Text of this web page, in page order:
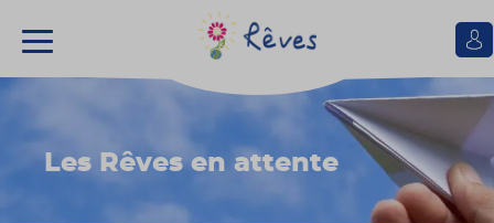
Rêves
Se
Les Rêves en attente